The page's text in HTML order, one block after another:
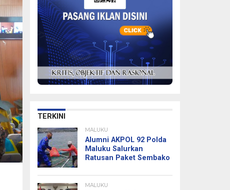
TERKINI
MALUKU
Alumni AKPOL 92 Polda
Maluku Salurkan
Ratusan Paket Sembako
MALUKU